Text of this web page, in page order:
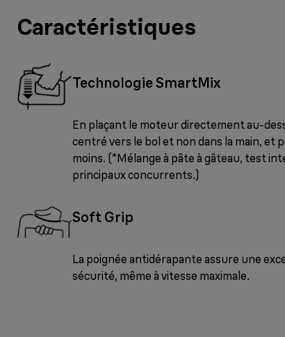
Caractéristiques
Technologie SmartMix
En plaçant le moteur directement au-
centré vers le bol et non dans la main, et
moins. (*Mélange à pâte à gâteau, test
principaux concurrents.)
Soft Grip
La poignée antidérapante assure une
sécurité, même à vitesse maximale.